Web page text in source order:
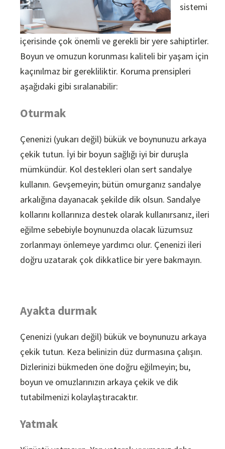
sistemi
içerisinde çok önemli ve gerekli bir yere sahiptirler.
Boyun ve omuzun korunması kaliteli bir yaşam için
kaçınılmaz bir gerekliliktir. Koruma prensipleri
aşağıdaki gibi sıralanabilir:
Oturmak
Çenenizi (yukarı değil) bükük ve boynunuzu arkaya
çekik tutun. İyi bir boyun sağlığı iyi bir duruşla
mümkündür. Kol destekleri olan sert sandalye
kullanın. Gevşemeyin; bütün omurganız sandalye
arkalığına dayanacak şekilde dik olsun. Sandalye
kollarını kollarınıza destek olarak kullanırsanız, ileri
eğilme sebebiyle boynunuzda olacak lüzumsuz
zorlanmayı önlemeye yardımcı olur. Çenenizi ileri
doğru uzatarak çok dikkatlice bir yere bakmayın.
Ayakta durmak
Çenenizi (yukarı değil) bükük ve boynunuzu arkaya
çekik tutun. Keza belinizin düz durmasına çalışın.
Dizlerinizi bükmeden öne doğru eğilmeyin; bu,
boyun ve omuzlarınızın arkaya çekik ve dik
tutabilmenizi kolaylaştıracaktır.
Yatmak